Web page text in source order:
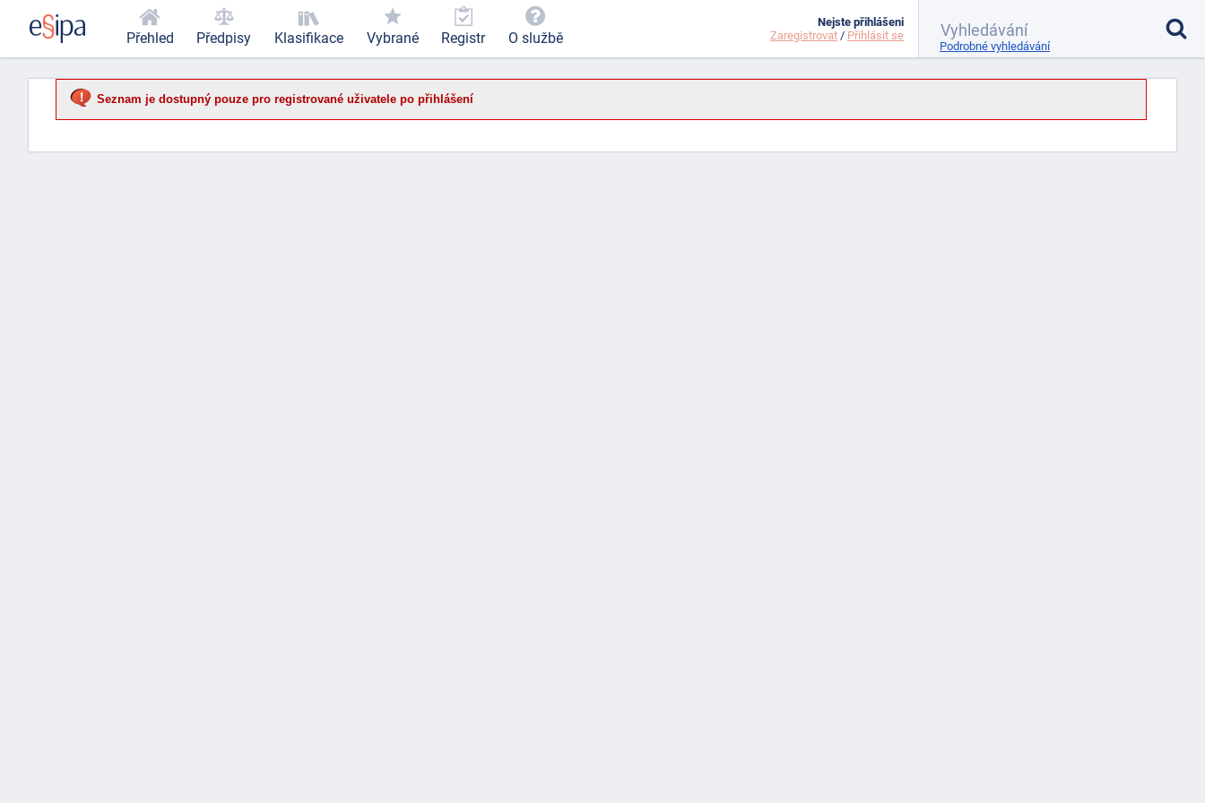
Seznam je dostupný pouze pro registrované uživatele po přihlášení
Přehled Předpisy Klasifikace Vybrané Registr O službě
Nejste přihlášeni
Zaregistrovat / Přihlásit se
Podrobné vyhledávání